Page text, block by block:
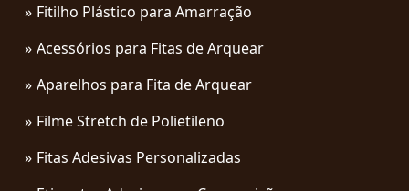
Fitilho Plástico para Amarração
Acessórios para Fitas de Arquear
Aparelhos para Fita de Arquear
Filme Stretch de Polietileno
Fitas Adesivas Personalizadas